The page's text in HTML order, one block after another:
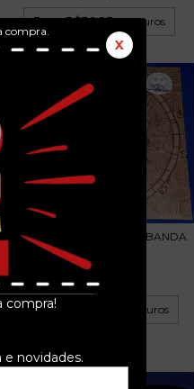
compra.
X
compra!
novidades.
3 x deR$36,83 sem juros
MARINHO CASTELLAR & BANDA
DISRITIMIA...
3 x de sem juros